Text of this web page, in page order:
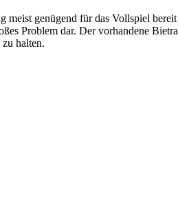
meist genügend für das Vollspiel
Problem dar. Der vorhandene
halten.